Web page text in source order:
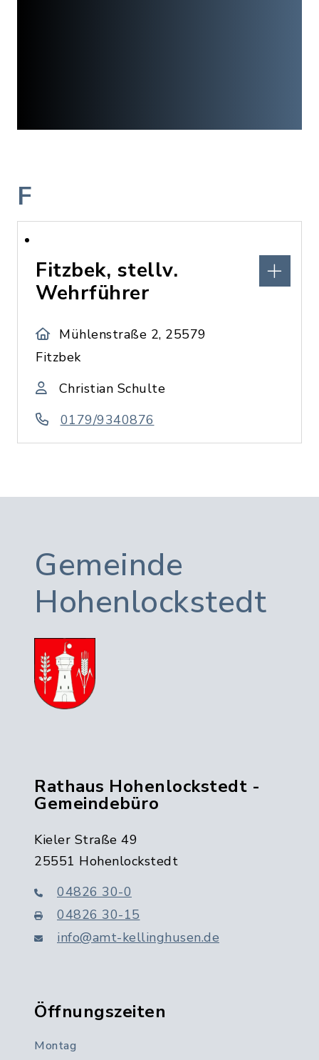
F
Fitzbek, stellv.
Wehrführer
Mühlenstraße 2, 25579
Fitzbek
Christian Schulte
0179/9340876
Gemeinde
Hohenlockstedt
Rathaus Hohenlockstedt -
Gemeindebüro
Kieler Straße 49
25551 Hohenlockstedt
04826 30-0
04826 30-15
info@amt-kellinghusen.de
Öffnungszeiten
Montag